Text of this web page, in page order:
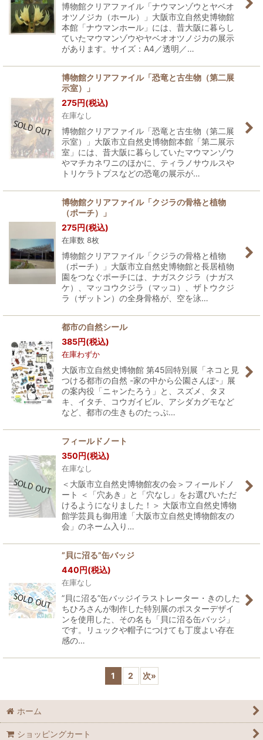
博物館クリアファイル「ナウマンゾウとヤベオ
オツノジカ（ホール）」大阪市立自然史博物館
本館「ナウマンホール」には、昔大阪に暮らし
ていたマウマンゾウやヤベオオツノジカの展示
があります。サイズ：A4／透明／…
博物館クリアファイル「恐竜と古生物（第二展
示室）」
275円(税込)
在庫なし
博物館クリアファイル「恐竜と古生物（第二展
示室）」大阪市立自然史博物館本館「第二展示
室」には、昔大阪に暮らしていたマウマンゾウ
やマチカネワニのほかに、ティラノサウルスや
トリケラトプスなどの恐竜の展示が…
博物館クリアファイル「クジラの骨格と植物
（ポーチ）」
275円(税込)
在庫数 8枚
博物館クリアファイル「クジラの骨格と植物
（ポーチ）」大阪市立自然史博物館と長居植物
園をつなぐポーチには、ナガスクジラ（ナガス
ケ）、マッコウクジラ（マッコ）、ザトウクジ
ラ（ザットン）の全身骨格が、空を泳…
都市の自然シール
385円(税込)
在庫わずか
大阪市立自然史博物館 第45回特別展「ネコと見
つける都市の自然 -家の中から公園さんぽ-」展
の案内役「ニャンたろう」と、スズメ、タヌ
キ、イタチ、コウガイビル、アシダカグモなど
など、都市の生きものたっぷ…
フィールドノート
350円(税込)
在庫なし
＜大阪市立自然史博物館友の会＞フィールドノ
ート ＜「穴あき」と「穴なし」をお選びいただ
けるようになりました！＞ 大阪市立自然史博物
館学芸員も御用達「大阪市立自然史博物館友の
会」のネーム入り…
”貝に沼る”缶バッジ
440円(税込)
在庫なし
”貝に沼る”缶バッジイラストレーター・きのした
ちひろさんが制作した特別展のポスターデザイ
ンを使用した、その名も「貝に沼る缶バッジ」
です。リュックや帽子につけても丁度よい存在
感の…
1 2 次»
ホーム
ショッピングカート